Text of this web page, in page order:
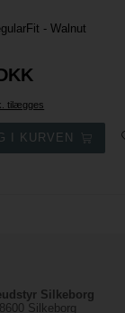
- Walnut
tilægges
Silkeborg
Silkeborg